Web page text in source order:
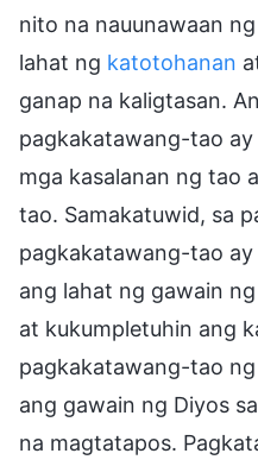
nito na nauunawaan
lahat ng katotohanan
ganap na kaligtasan.
pagkakatawang-tao
mga kasalanan ng tao
tao. Samakatuwid, sa
pagkakatawang-tao
ang lahat ng gawain
at kukumpletuhin ang
pagkakatawang-tao
ang gawain ng Diyos
na magtatapos.